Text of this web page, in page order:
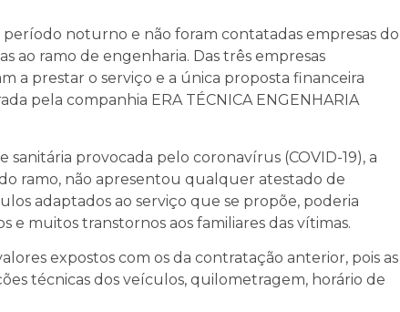
período noturno e não foram contatadas empresas do
ao ramo de engenharia. Das três empresas
a prestar o serviço e a única proposta financeira
pela companhia ERA TÉCNICA ENGENHARIA
sanitária provocada pelo coronavírus (COVID-19), a
ramo, não apresentou qualquer atestado de
adaptados ao serviço que se propõe, poderia
e muitos transtornos aos familiares das vítimas.
expostos com os da contratação anterior, pois as
técnicas dos veículos, quilometragem, horário de